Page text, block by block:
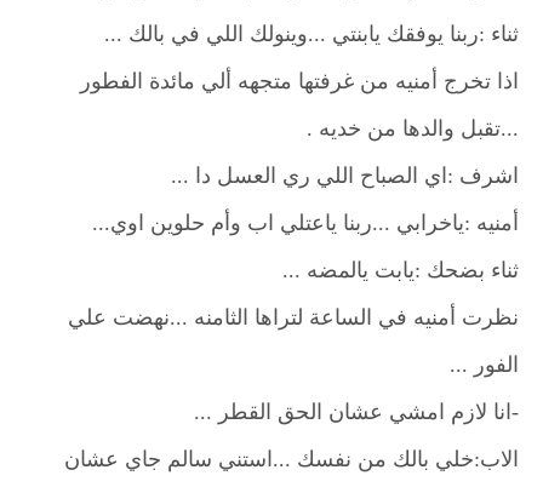
ثناء :ربنا يوفقك يابنتي ...وينولك اللي في بالك ...
اذا تخرج أمنيه من غرفتها متجهه ألي مائدة الفطور
...تقبل والدها من خديه .
اشرف :اي الصباح اللي ري العسل دا ...
أمنيه :ياخرابي ...ربنا ياعتلي اب وأم حلوين اوي...
ثناء بضحك :يابت يالمضه ...
نظرت أمنيه في الساعة لتراها الثامنه ...نهضت علي
الفور ...
-انا لازم امشي عشان الحق القطر ...
الاب:خلي بالك من نفسك ...استني سالم جاي عشان